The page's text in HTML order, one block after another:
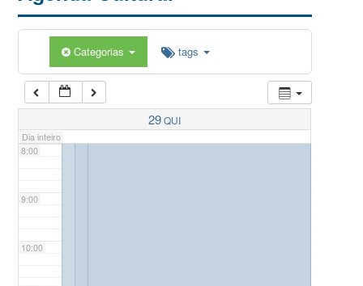
Categorias tags
29QUI
Dia inteiro
5:00
7:00
8:00
9:00
10:00